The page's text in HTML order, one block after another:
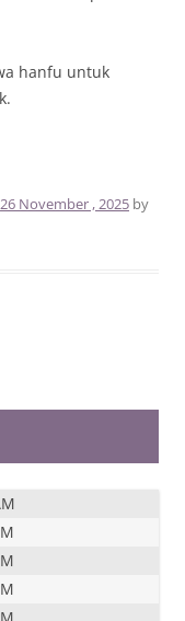
hanfu untuk
26 November , 2025 by